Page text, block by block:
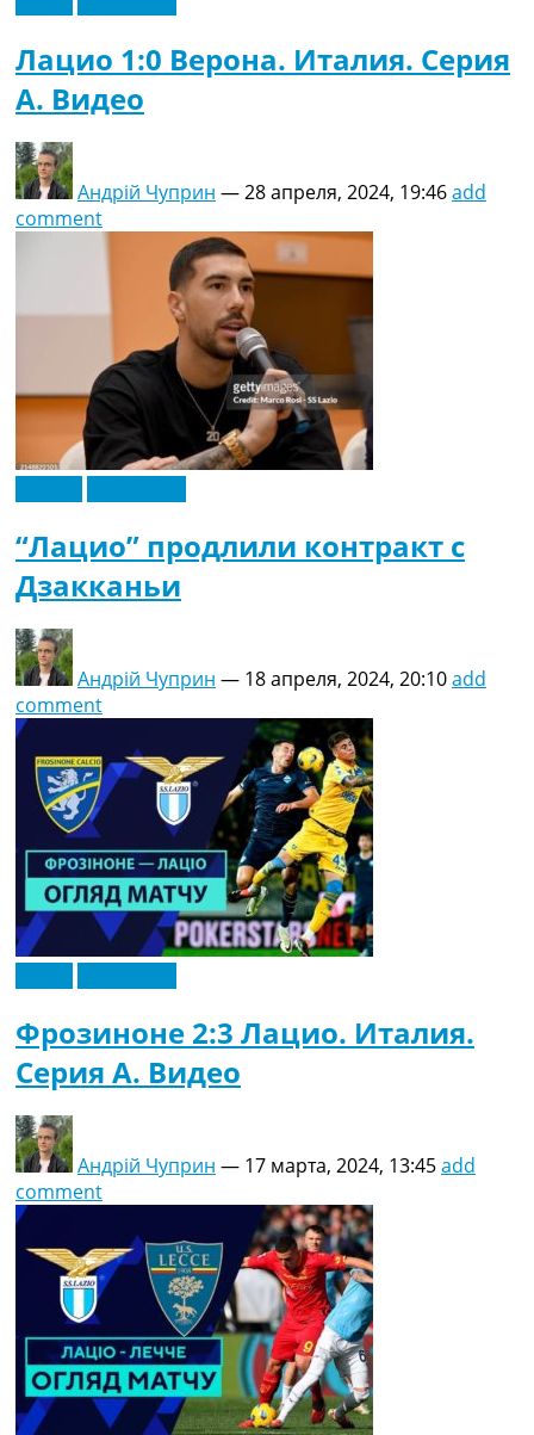
Лацио 1:0 Верона. Италия. Серия
A. Видео
Андрій Чуприн —28 апреля, 2024, 19:46add
comment
“Лацио” продлили контракт с
Дзакканьи
Андрій Чуприн — 18 апреля, 2024, 20:10add
comment
Фрозиноне 2:3 Лацио. Италия.
Серия A. Видео
Андрій Чуприн — 17 марта, 2024, 13:45add
comment